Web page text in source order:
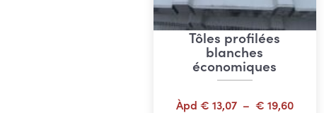
Tôles profilées
blanches
économiques
Àpd € 13,07 – € 19,60Plage